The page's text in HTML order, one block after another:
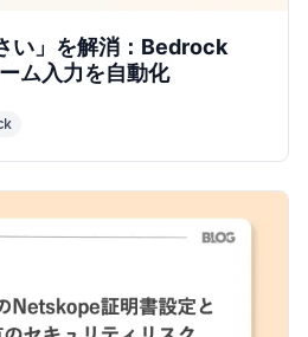
い」を解消：Bedrock
ム入力を自動化